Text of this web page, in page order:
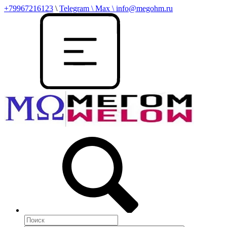
+79967216123 \ Telegram \ Max \ info@megohm.ru